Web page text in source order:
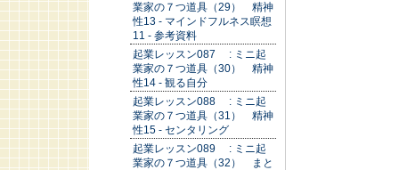
業家の７つ道具（29） 精神
性13 - マインドフルネス瞑想
11 - 参考資料
起業レッスン087 : ミニ起
業家の７つ道具（30） 精神
性14 - 観る自分
起業レッスン088 : ミニ起
業家の７つ道具（31） 精神
性15 - センタリング
起業レッスン089 : ミニ起
業家の７つ道具（32） まと